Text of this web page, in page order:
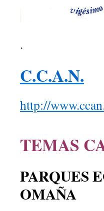
.
C.C.A.N.
http://
TEMAS
PARQUES
OMAÑA